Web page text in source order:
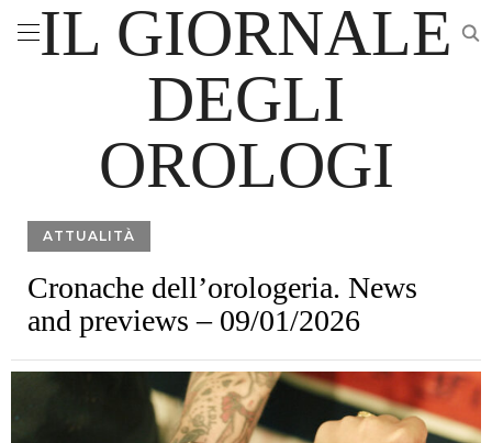
IL GIORNALE
DEGLI
OROLOGI
ATTUALITÀ
Cronache dell’orologeria. News
and previews – 09/01/2026